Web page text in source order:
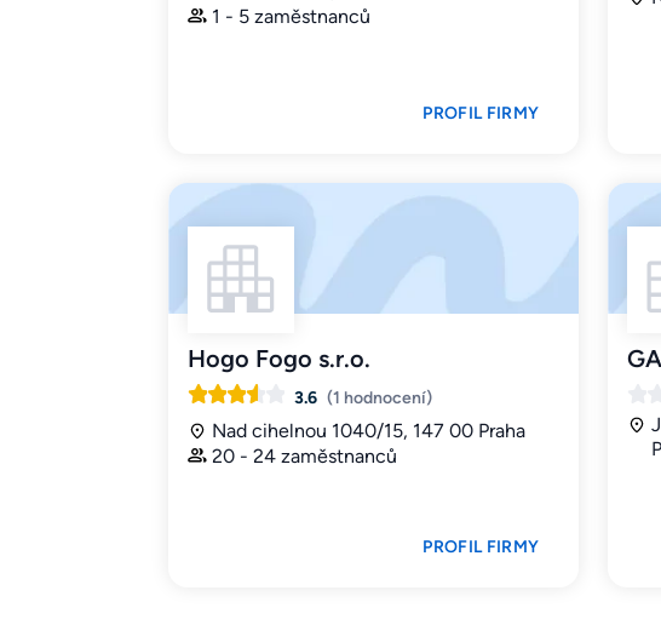
1 - 5 zaměstnanců
PROFIL FIRMY
Hogo Fogo s.r.o.
3.6 (1 hodnocení)
Nad cihelnou 1040/15, 147 00 Praha
20 - 24 zaměstnanců
PROFIL FIRMY